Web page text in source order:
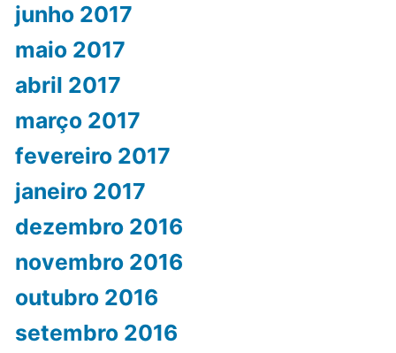
junho 2017
maio 2017
abril 2017
março 2017
fevereiro 2017
janeiro 2017
dezembro 2016
novembro 2016
outubro 2016
setembro 2016